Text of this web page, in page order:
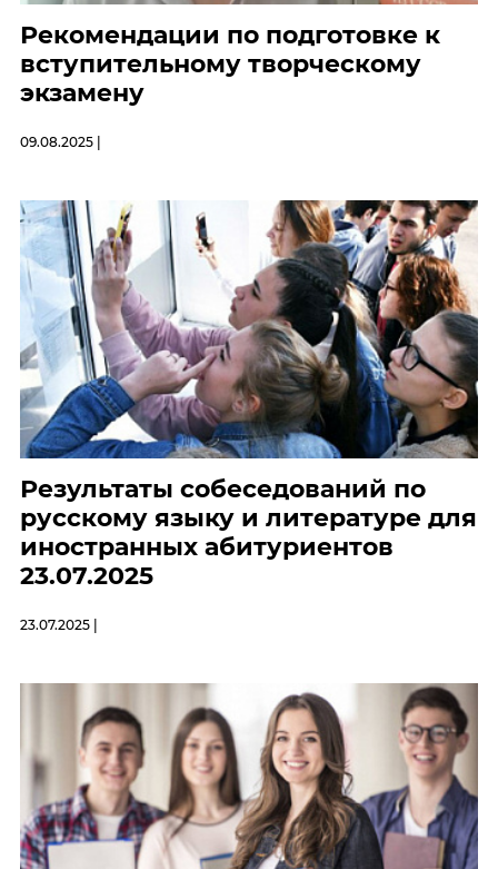
Рекомендации по подготовке к
вступительному творческому
экзамену
09.08.2025 |
Результаты собеседований по
русскому языку и литературе для
иностранных абитуриентов
23.07.2025
23.07.2025 |